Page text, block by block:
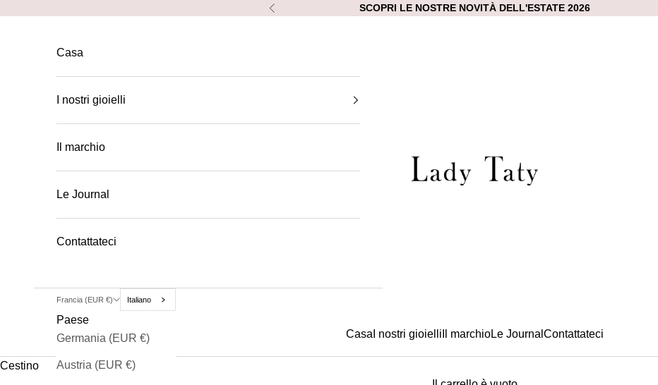
Precedente SCOPRI LE NOSTRE NOVITÀ DELL'ESTATE 2026
Lady Taty
Casa I nostri gioielli Il marchioLe Journal Contattateci
Casa
I nostri gioielli
Il marchio
Le Journal
Contattateci
Francia (EUR €) Italiano
Paese
Germania (EUR €)
Austria (EUR €)
Cestino
La nostra collezione di anelli in argento 925
Scoprite la nostra collezione di anelli da donna in argento 925, disegnati con passione e tradizione artigianale in Europa.